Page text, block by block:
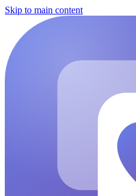
Skip to main content